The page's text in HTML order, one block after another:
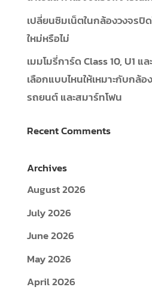
เปลี่ยนซิมเน็ตในกล้องวงจรปิ
ใหม่หรือไม่
เมมโมรี่การ์ด Class 10, U1 แ
เลือกแบบไหนให้เหมาะกับกล้
รถยนต์ และสมาร์ทโฟน
Recent Comments
Archives
August 2026
July 2026
June 2026
May 2026
April 2026